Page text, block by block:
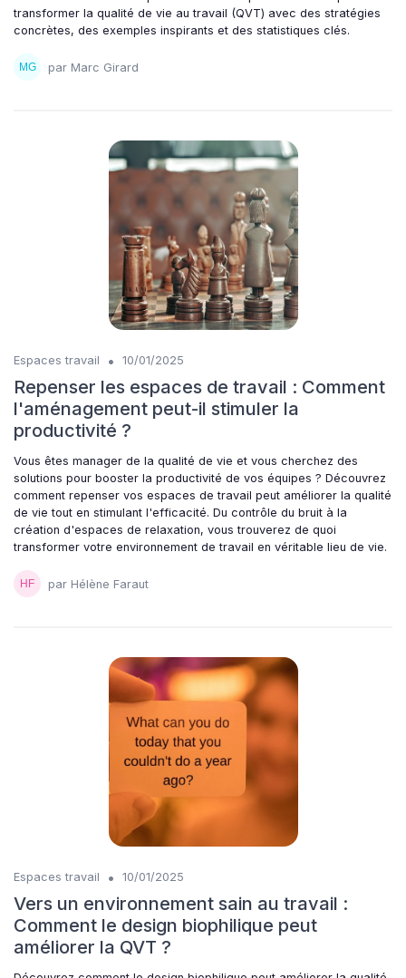
transformer la qualité de vie au travail (QVT) avec des stratégies
concrètes, des exemples inspirants et des statistiques clés.
par Marc Girard
Espaces travail • 10/01/2025
Repenser les espaces de travail : Comment
l'aménagement peut-il stimuler la
productivité ?
Vous êtes manager de la qualité de vie et vous cherchez des
solutions pour booster la productivité de vos équipes ? Découvrez
comment repenser vos espaces de travail peut améliorer la qualité
de vie tout en stimulant l'efficacité. Du contrôle du bruit à la
création d'espaces de relaxation, vous trouverez de quoi
transformer votre environnement de travail en véritable lieu de vie.
par Hélène Faraut
Espaces travail • 10/01/2025
Vers un environnement sain au travail :
Comment le design biophilique peut
améliorer la QVT ?